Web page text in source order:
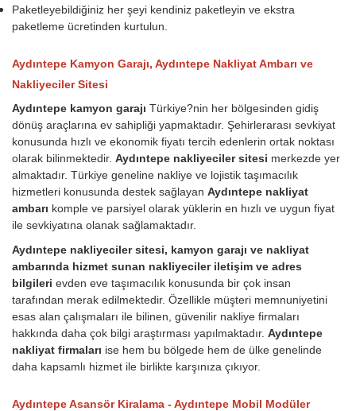
Paketleyebildiğiniz her şeyi kendiniz paketleyin ve ekstra
paketleme ücretinden kurtulun.
Aydıntepe Kamyon Garajı, Aydıntepe Nakliyat Ambarı ve
Nakliyeciler Sitesi
Aydıntepe kamyon garajı Türkiye?nin her bölgesinden gidiş
dönüş araçlarına ev sahipliği yapmaktadır. Şehirlerarası sevkiyat
konusunda hızlı ve ekonomik fiyatı tercih edenlerin ortak noktası
olarak bilinmektedir. Aydıntepe nakliyeciler sitesi merkezde yer
almaktadır. Türkiye geneline nakliye ve lojistik taşımacılık
hizmetleri konusunda destek sağlayan Aydıntepe nakliyat
ambarı komple ve parsiyel olarak yüklerin en hızlı ve uygun fiyat
ile sevkiyatına olanak sağlamaktadır.
Aydıntepe nakliyeciler sitesi, kamyon garajı ve nakliyat
ambarında hizmet sunan nakliyeciler iletişim ve adres
bilgileri evden eve taşımacılık konusunda bir çok insan
tarafından merak edilmektedir. Özellikle müşteri memnuniyetini
esas alan çalışmaları ile bilinen, güvenilir nakliye firmaları
hakkında daha çok bilgi araştırması yapılmaktadır. Aydıntepe
nakliyat firmaları ise hem bu bölgede hem de ülke genelinde
daha kapsamlı hizmet ile birlikte karşınıza çıkıyor.
Aydıntepe Asansör Kiralama - Aydıntepe Mobil Modüler